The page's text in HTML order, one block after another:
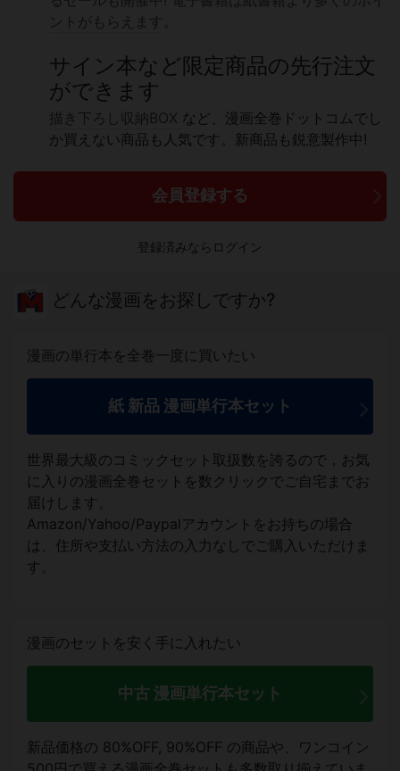
ントがもらえます
サイン本など限定商品の先行注文
ができます
描き下ろし収納BOX など、漫画全巻ドットコムでし
か買えない商品も人気です。新商品も鋭意製作中!
会員登録する
登録済みならログイン
どんな漫画をお探しですか?
漫画の単行本を全巻一度に買いたい
紙 新品 漫画単行本セット
世界最大級のコミックセット取扱数を誇るので，お気
に入りの漫画全巻セットを数クリックでご自宅までお
届けします。
Amazon/Yahoo/Paypalアカウントをお持ちの場合
は、住所や支払い方法の入力なしでご購入いただけま
す。
漫画のセットを安く手に入れたい
中古 漫画単行本セット
新品価格の 80%OFF, 90%OFF の商品や、ワンコイン